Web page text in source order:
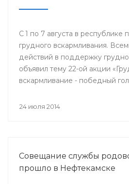
С 1 по 7 августа в
грудного вскармливания.
действий в поддержку
объявил тему 22-ой акции
вскармливание - победный
мира по футболу.
24 июля 2014
Совещание службы
прошло в Нефтекамске